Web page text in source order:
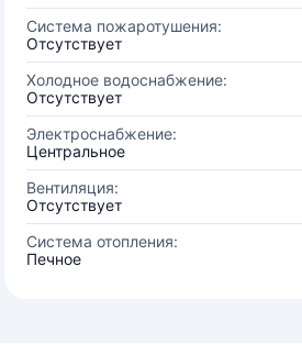
Система пожаротушения:
Отсутствует
Холодное водоснабжение:
Отсутствует
Электроснабжение:
Центральное
Вентиляция:
Отсутствует
Система отопления:
Печное